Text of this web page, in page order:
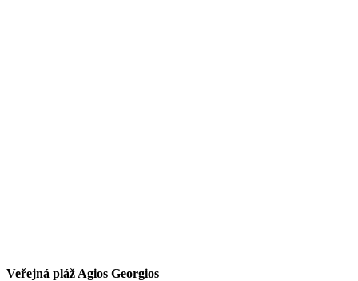
Veřejná pláž Agios Georgios